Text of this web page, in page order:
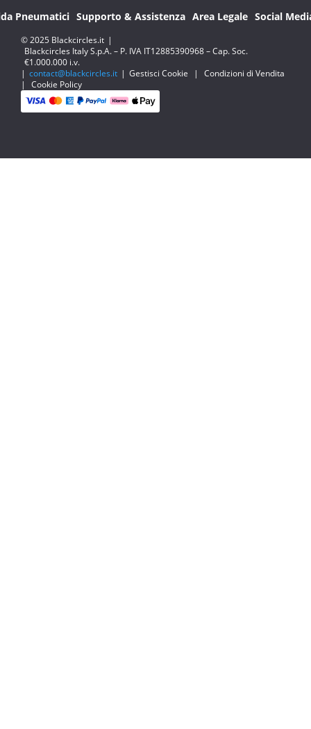
Pneumatici Supporto & Assistenza Area Legale Social
© 2025 Blackcircles.it |
Blackcircles Italy S.p.A. – P. IVA IT12885390968 – Cap. Soc.
€1.000.000 i.v.
| contact@blackcircles.it | Gestisci Cookie |
Condizioni di Vendita
|
Cookie Policy